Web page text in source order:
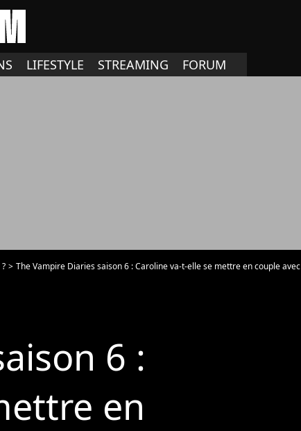
LIFESTYLE STREAMING FORUM
The Vampire Diaries saison 6 : Caroline va-t-elle se mettre en couple avec Stefan ? - Photo
6 :
en